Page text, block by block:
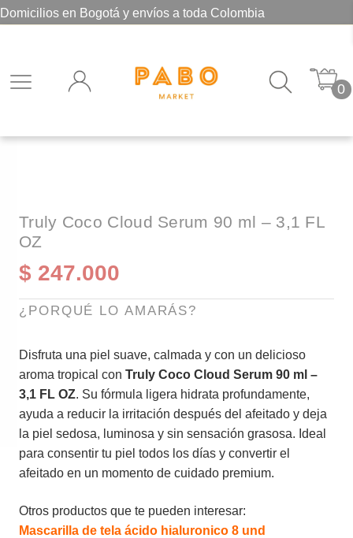
Domicilios en Bogotá y envíos a toda Colombia
0
Truly Coco Cloud Serum 90 ml – 3,1 FL
OZ
$ 247.000
¿PORQUÉ LO AMARÁS?
Disfruta una piel suave, calmada y con un delicioso
aroma tropical con Truly Coco Cloud Serum 90 ml –
3,1 FL OZ. Su fórmula ligera hidrata profundamente,
ayuda a reducir la irritación después del afeitado y deja
la piel sedosa, luminosa y sin sensación grasosa. Ideal
para consentir tu piel todos los días y convertir el
afeitado en un momento de cuidado premium.
Otros productos que te pueden interesar:
Mascarilla de tela ácido hialuronico 8 und